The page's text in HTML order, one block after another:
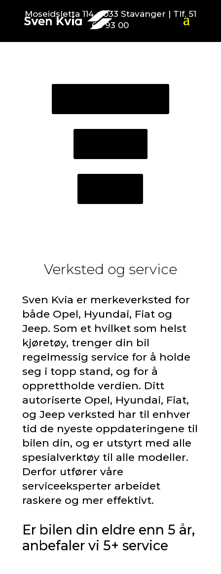
Moseidsletta 114, 4033 Stavanger | Tlf. 51
60 93 00
Verksted og service
Sven Kvia er merkeverksted for
både Opel, Hyundai, Fiat og
Jeep. Som et hvilket som helst
kjøretøy, trenger din bil
regelmessig service for å holde
seg i topp stand, og for å
opprettholde verdien. Ditt
autoriserte Opel, Hyundai, Fiat,
og Jeep verksted har til enhver
tid de nyeste oppdateringene til
bilen din, og er utstyrt med alle
spesialverktøy til alle modeller.
Derfor utfører våre
serviceeksperter arbeidet
raskere og mer effektivt.
Er bilen din eldre enn 5 år,
anbefaler vi 5+ service